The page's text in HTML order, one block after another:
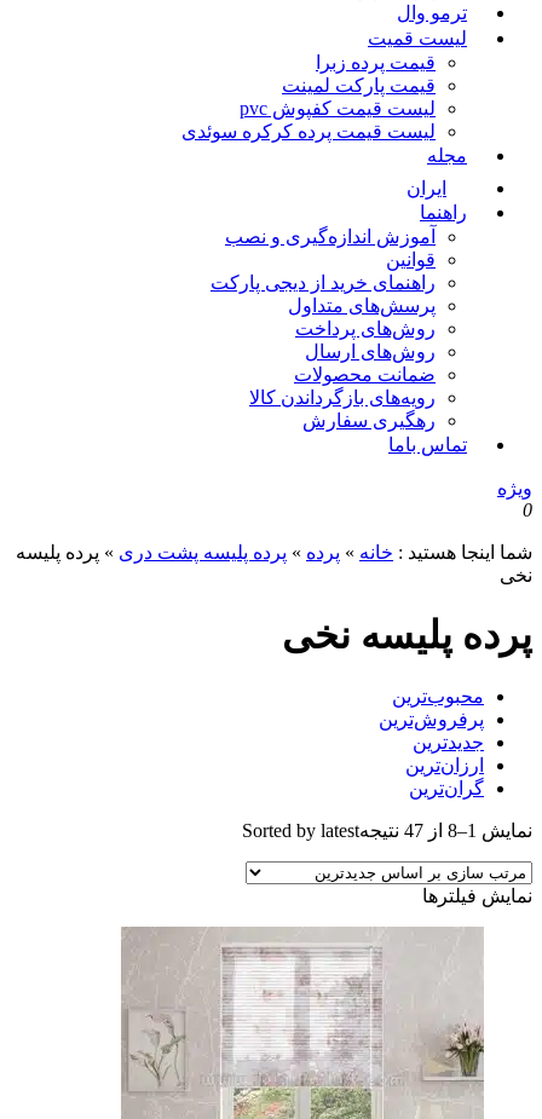
ترمو وال
لیست قمیت
قیمت پرده زبرا
قیمت پارکت لمینت
لیست قیمت کفپوش pvc
لیست قیمت پرده کرکره سوئدی
مجله
ایران
راهنما
آموزش اندازه‌گیری و نصب
قوانین
راهنمای خرید از دیجی پارکت
پرسش‌های متداول
روش‌های پرداخت
روش‌های ارسال
ضمانت محصولات
رویه‌های بازگرداندن کالا
رهگیری سفارش
تماس باما
ویژه
0
شما اینجا هستید : خانه » پرده » پرده پلیسه پشت دری » پرده پلیسه
نخی
پرده پلیسه نخی
محبوب‌ترین
پرفروش‌ترین
جدیدترین
ارزان‌ترین
گران‌ترین
نمایش 1–8 از 47 نتیجه Sorted by latest
نمایش فیلترها